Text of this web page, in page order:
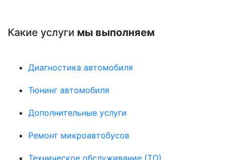
Какие услуги мы выполняем
Диагностика автомобиля
Тюнинг автомобиля
Дополнительные услуги
Ремонт микроавтобусов
Техническое обслуживание (ТО)